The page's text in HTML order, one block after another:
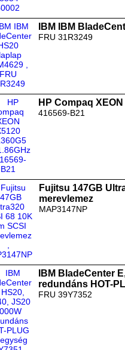
IBM IBM
FRU 31R3249
HP Compaq
416569-B21
Fujitsu 147GB
merevlemez
MAP3147NP
IBM BladeCenter
redundáns HOT-
FRU 39Y7352